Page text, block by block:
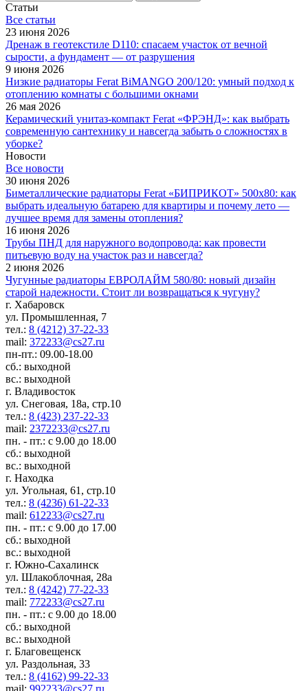
Статьи
Все cтатьи
23 июня 2026
Дренаж в геотекстиле D110: спасаем участок от вечной
сырости, а фундамент — от разрушения
9 июня 2026
Низкие радиаторы Ferat BiMANGO 200/120: умный подход к
отоплению комнаты с большими окнами
26 мая 2026
Керамический унитаз-компакт Ferat «ФРЭНД»: как выбрать
современную сантехнику и навсегда забыть о сложностях в
уборке?
Новости
Все новости
30 июня 2026
Биметаллические радиаторы Ferat «БИПРИКОТ» 500x80: как
выбрать идеальную батарею для квартиры и почему лето —
лучшее время для замены отопления?
16 июня 2026
Трубы ПНД для наружного водопровода: как провести
питьевую воду на участок раз и навсегда?
2 июня 2026
Чугунные радиаторы ЕВРОЛАЙМ 580/80: новый дизайн
старой надежности. Стоит ли возвращаться к чугуну?
г. Хабаровск
ул. Промышленная, 7
тел.: 8 (4212) 37-22-33
mail: 372233@cs27.ru
пн-пт.: 09.00-18.00
сб.: выходной
вс.: выходной
г. Владивосток
ул. Снеговая, 18а, стр.10
тел.: 8 (423) 237-22-33
mail: 2372233@cs27.ru
пн. - пт.: с 9.00 до 18.00
сб.: выходной
вс.: выходной
г. Находка
ул. Угольная, 61, стр.10
тел.: 8 (4236) 61-22-33
mail: 612233@cs27.ru
пн. - пт.: с 9.00 до 17.00
сб.: выходной
вс.: выходной
г. Южно-Сахалинск
ул. Шлакоблочная, 28а
тел.: 8 (4242) 77-22-33
mail: 772233@cs27.ru
пн. - пт.: с 9.00 до 18.00
сб.: выходной
вс.: выходной
г. Благовещенск
ул. Раздольная, 33
тел.: 8 (4162) 99-22-33
mail: 992233@cs27.ru